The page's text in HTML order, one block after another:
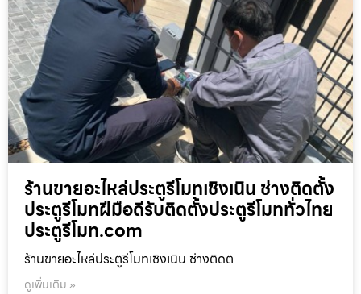
ร้านขายอะไหล่ประตูรีโมทเชิงเนิน ช่างติดตั้ง
ประตูรีโมทฝีมือดีรับติดตั้งประตูรีโมททั่วไทย
ประตูรีโมท.com
ร้านขายอะไหล่ประตูรีโมทเชิงเนิน ช่างติดต
ดูเพิ่มเติม »